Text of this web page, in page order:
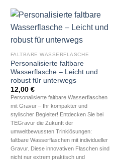
FALTBARE WASSERFLASCHE
Personalisierte faltbare
Wasserflasche – Leicht und
robust für unterwegs
12,00 €
Personalisierte faltbare Wasserflaschen
mit Gravur – Ihr kompakter und
stylischer Begleiter! Entdecken Sie bei
TEGravur die Zukunft der
umweltbewussten Trinklösungen:
faltbare Wasserflaschen mit individueller
Gravur. Diese innovativen Flaschen sind
nicht nur extrem praktisch und